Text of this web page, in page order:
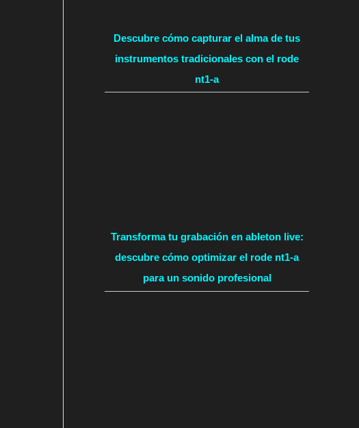
Descubre cómo capturar el alma de tus
instrumentos tradicionales con el rode
nt1-a
Transforma tu grabación en ableton live:
descubre cómo optimizar el rode nt1-a
para un sonido profesional